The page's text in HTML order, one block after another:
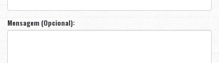
Mensagem (Opcional):